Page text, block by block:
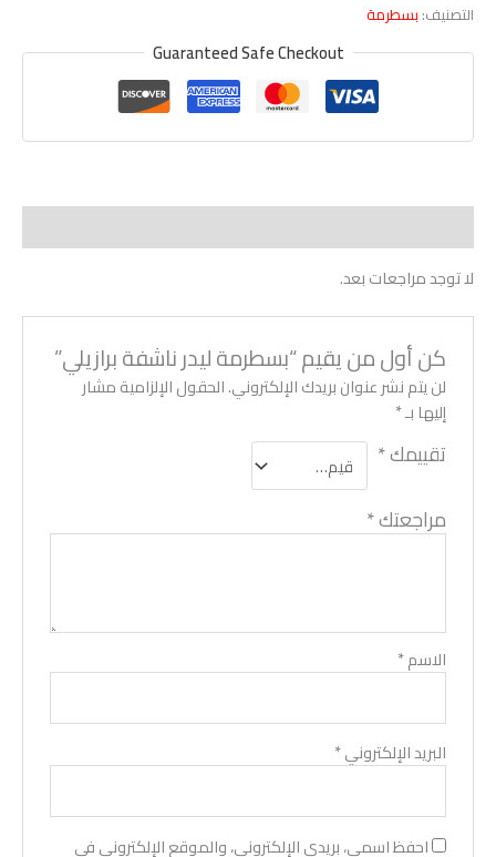
التصنيف: بسطرمة
Guaranteed Safe Checkout
لا توجد مراجعات بعد.
كن أول من يقيم “بسطرمة ليدر ناشفة برازيلي”
لن يتم نشر عنوان بريدك الإلكتروني.الحقول الإلزامية مشار
إليها بـ*
تقييمك*
مراجعتك*
الاسم*
البريد الإلكتروني*
احفظ اسمي، بريدي الإلكتروني، والموقع الإلكتروني في